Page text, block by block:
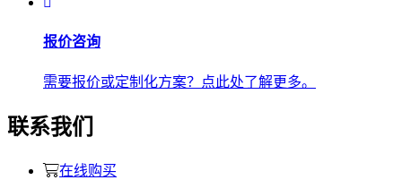
报价咨询
需要报价或定制化方案？点此处了解更多。
联系我们
在线购买